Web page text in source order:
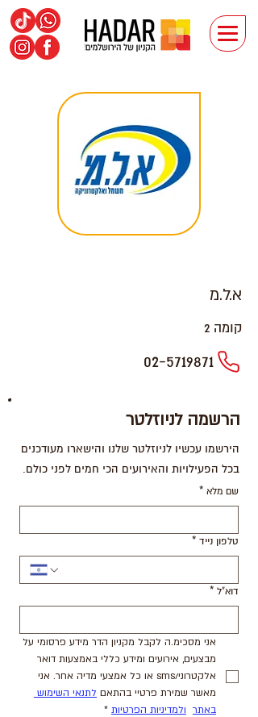
א.ל.מ
קומה 2
02-5719871
הרשמה לניוזלטר
הירשמו עכשיו לניוזלטר שלנו והישארו מעודכנים
בכל הפעילויות והאירועים הכי חמים לפני כולם.
שם מלא *
טלפון נייד *
דוא"ל *
מאשר שמירת פרטיי בהתאם
באתר ולמדיניות הפרטיות *